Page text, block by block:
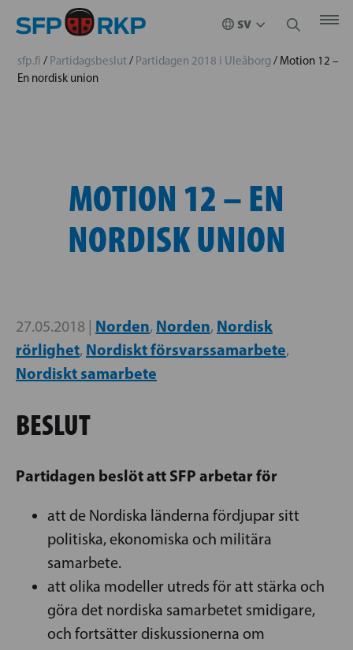
sfp.fi / Partidagsbeslut/ Partidagen 2018 i Uleåborg / Motion 12 –
En nordisk union
MOTION 12 – EN
NORDISK UNION
27.05.2018 | Norden, Norden, Nordisk
rörlighet, Nordiskt försvarssamarbete,
Nordiskt samarbete
BESLUT
Partidagen beslöt att SFP arbetar för
att de Nordiska länderna fördjupar sitt
politiska, ekonomiska och militära
samarbete.
att olika modeller utreds för att stärka och
göra det nordiska samarbetet smidigare,
och fortsätter diskussionerna om